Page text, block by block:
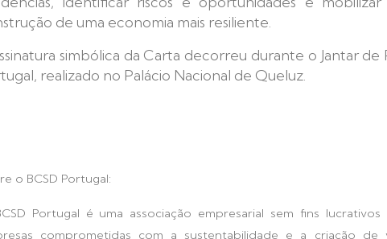
de uma economia mais resiliente.
simbólica da Carta decorreu durante o Jantar
realizado no Palácio Nacional de Queluz.
o BCSD Portugal:
Portugal é uma associação empresarial sem fins
comprometidas com a sustentabilidade e a criação de